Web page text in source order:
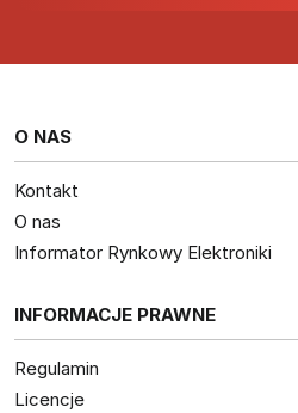
O NAS
Kontakt
O nas
Informator Rynkowy Elektroniki
INFORMACJE PRAWNE
Regulamin
Licencje